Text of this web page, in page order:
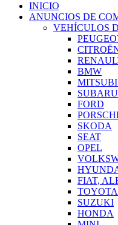
INICIO
ANUNCIOS DE
VEHÍCULOS
BMW
SUBARU
FORD
SKODA
SEAT
OPEL
FIAT,
TOYOTA
SUZUKI
HONDA